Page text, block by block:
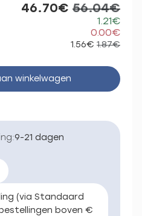
46.70€ 56.04€
1.21€
0.00€
1.56€ 1.87€
winkelwagen
9-21 dagen
(via Standaard
boven €